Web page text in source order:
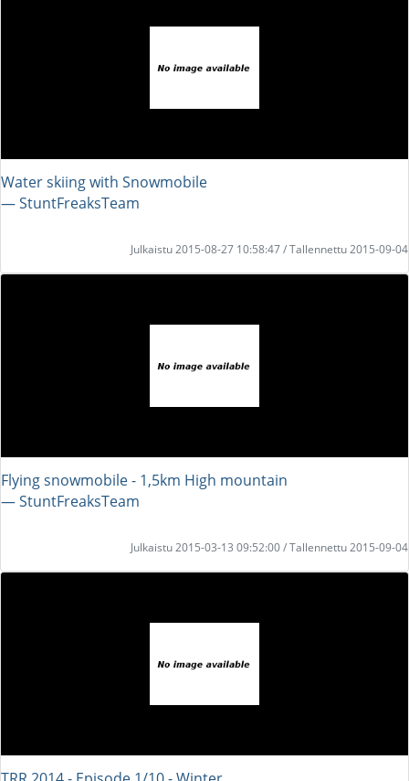
Water skiing with Snowmobile
― StuntFreaksTeam
Julkaistu 2015-08-27 10:58:47 / Tallennettu 2015-09-04
Flying snowmobile - 1,5km High mountain
― StuntFreaksTeam
Julkaistu 2015-03-13 09:52:00 / Tallennettu 2015-09-04